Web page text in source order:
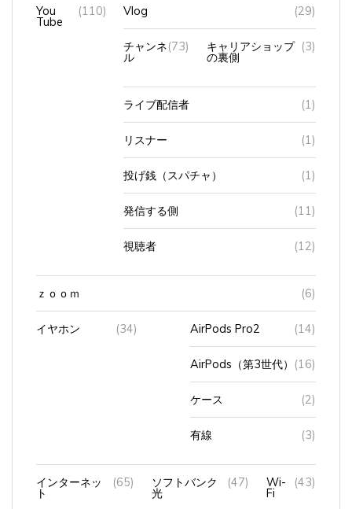
You
Tube
(110) Vlog (29)
チャンネ
ル
(73) キャリアショップ
の裏側
(3)
ライブ配信者 (1)
リスナー (1)
投げ銭（スパチャ） (1)
発信する側 (11)
視聴者 (12)
(6)
イヤホン (34) AirPods Pro2 (14)
AirPods（第3世代） (16)
(2)
有線 (3)
インターネッ
ト
(65)
光
(47) Wi-
Fi
(43)